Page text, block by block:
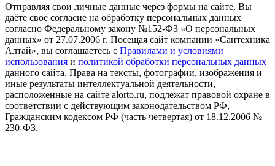
Отправляя свои личные данные через формы на сайте, Вы
даёте своё согласие на обработку персональных данных
согласно Федеральному закону №152-ФЗ «О персональных
данных» от 27.07.2006 г. Посещая сайт компании «Cантехника
Алтай», вы соглашаетесь с Правилами и условиями
использования и политикой обработки персональных данных
данного сайта. Права на тексты, фотографии, изображения и
иные результаты интеллектуальной деятельности,
расположенные на сайте alorto.ru, подлежат правовой охране в
соответствии с действующим законодательством РФ,
Гражданским кодексом РФ (часть четвертая) от 18.12.2006 №
230-ФЗ.